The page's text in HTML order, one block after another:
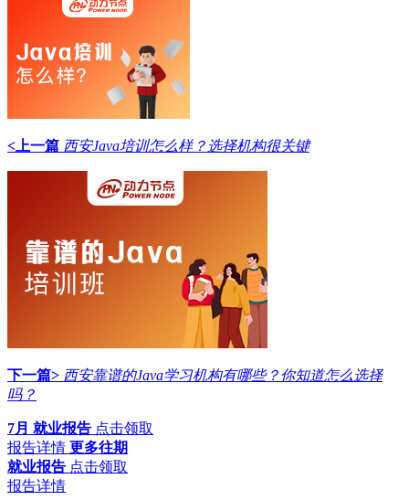
<上一篇 西安Java培训怎么样？选择机构很关键
下一篇> 西安靠谱的Java学习机构有哪些？你知道怎么选择
吗？
7月 就业报告 点击领取
报告详情 更多往期
就业报告 点击领取
报告详情